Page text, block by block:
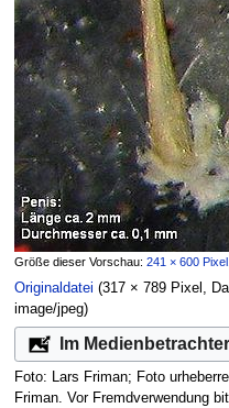
Größe dieser Vorschau: 241 × 600 Pixel.
Originaldatei (317 × 789 Pixel,
image/jpeg)
Im
Foto: Lars Friman; Foto
Friman. Vor Fremdverwendung